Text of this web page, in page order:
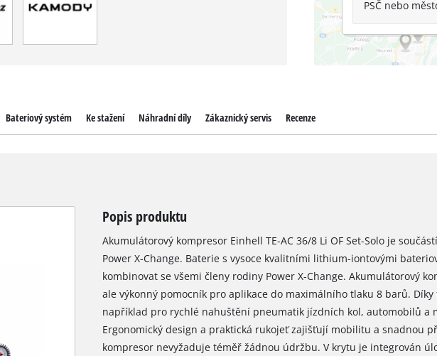
PSČ nebo
Bateriový systém Ke stažení Náhradní díly Zákaznický servis Recenze
Popis produktu
Akumulátorový kompresor Einhell TE-AC 36/8 Li OF Set-Solo je
Power X-Change. Baterie s vysoce kvalitními lithium-iontovými
kombinovat se všemi členy rodiny Power X-Change. Akumulátorový
ale výkonný pomocník pro aplikace do maximálního tlaku 8 barů.
například pro rychlé nahuštění pneumatik jízdních kol, automobilů a
Ergonomický design a praktická rukojeť zajišťují mobilitu a snadnou
kompresor nevyžaduje téměř žádnou údržbu. V krytu je integrován